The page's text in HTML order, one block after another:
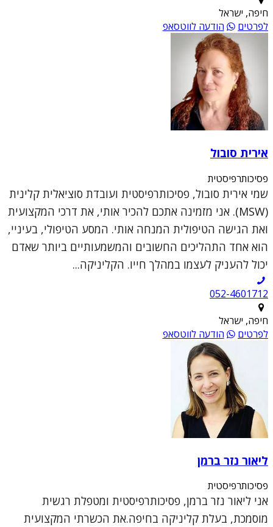
חיפה, ישראל
לפרטים
הודעה לווטסאפ
אירית סובול
פסיכותרפיסטית
שמי אירית סובול, פסיכותרפיסטית ועובדת סוציאלית קלינית
(MSW). אני מזמינה אתכם להכיר אותי, את דרכי המקצועית
ואת הגישה הטיפולית המנחה אותי. המסע הטיפולי, בעיניי,
הוא אחד התהליכים החשובים והמשמעותיים ביותר שאדם
יכול להעניק לעצמו במהלך חייו. הקליניקה...
052-4601712
חיפה, ישראל
לפרטים
הודעה לווטסאפ
ליאור נזר ברמן
פסיכותרפיסטית
אני ליאור נזר ברמן, פסיכותרפיסטית ומטפלת רגשית
מוסמכת, בעלת קליניקה בחיפה.את הכשרתי המקצועית